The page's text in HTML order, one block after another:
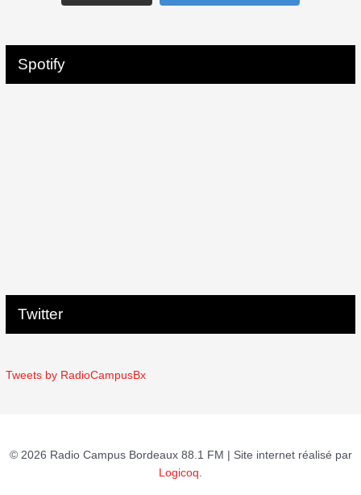
Spotify
Twitter
Tweets by RadioCampusBx
© 2026 Radio Campus Bordeaux 88.1 FM | Site internet réalisé par
Logicoq.